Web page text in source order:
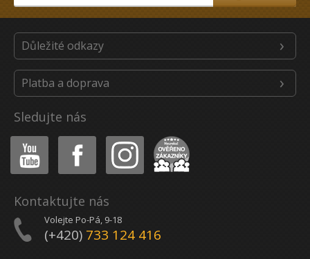
Důležité odkazy
Platba a doprava
Sledujte nás
Youtube Facebook Instagram Heureka
Kontaktujte nás
Volejte Po-Pá, 9-18
(+420) 733 124 416